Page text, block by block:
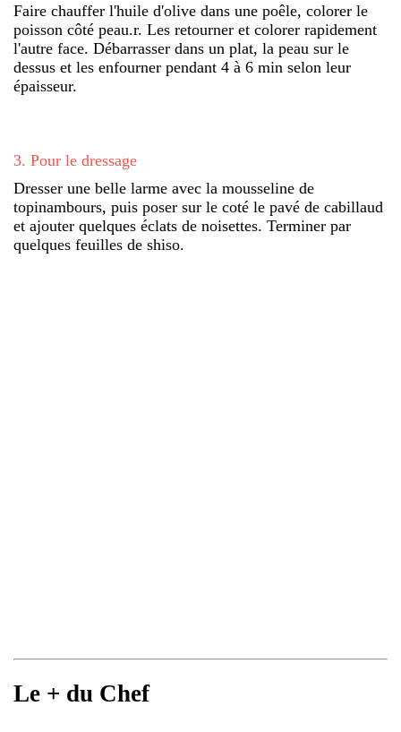
Faire chauffer l'huile d'olive dans une poêle, colorer le
poisson côté peau.r. Les retourner et colorer rapidement
l'autre face. Débarrasser dans un plat, la peau sur le
dessus et les enfourner pendant 4 à 6 min selon leur
épaisseur.
3. Pour le dressage
Dresser une belle larme avec la mousseline de
topinambours, puis poser sur le coté le pavé de cabillaud
et ajouter quelques éclats de noisettes. Terminer par
quelques feuilles de shiso.
Le + du Chef